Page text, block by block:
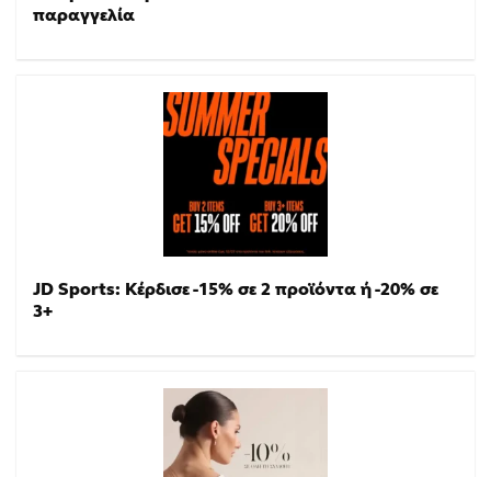
παραγγελία
JD Sports: Κέρδισε -15% σε 2 προϊόντα ή -20% σε
3+